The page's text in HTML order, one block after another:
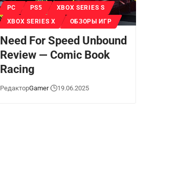
PC PS5
XBOX SERIES S
XBOX SERIES X
ОБЗОРЫ ИГР
Need For Speed Unbound
Review — Comic Book
Racing
РедакторGamer 19.06.2025